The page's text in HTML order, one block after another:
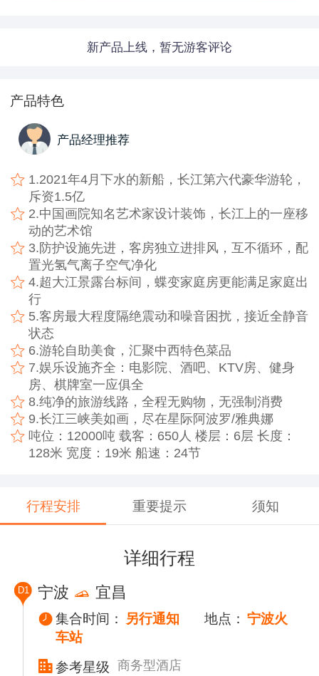
新产品上线，暂无游客评论
产品特色
产品经理推荐
1.2021年4月下水的新船，长江第六代豪华游轮，
斥资1.5亿
2.中国画院知名艺术家设计装饰，长江上的一座移
动的艺术馆
3.防护设施先进，客房独立进排风，互不循环，配
置光氢气离子空气净化
4.超大江景露台标间，蝶变家庭房更能满足家庭出
行
5.客房最大程度隔绝震动和噪音困扰，接近全静音
状态
6.游轮自助美食，汇聚中西特色菜品
7.娱乐设施齐全：电影院、酒吧、KTV房、健身
房、棋牌室一应俱全
8.纯净的旅游线路，全程无购物，无强制消费
9.长江三峡美如画，尽在星际阿波罗/雅典娜
吨位：12000吨 载客：650人 楼层：6层 长度：
128米 宽度：19米 船速：24节
行程安排 重要提示 须知
详细行程
D1 宁波 宜昌
集合时间： 另行通知 地点： 宁波火
车站
参考星级
商务型酒店